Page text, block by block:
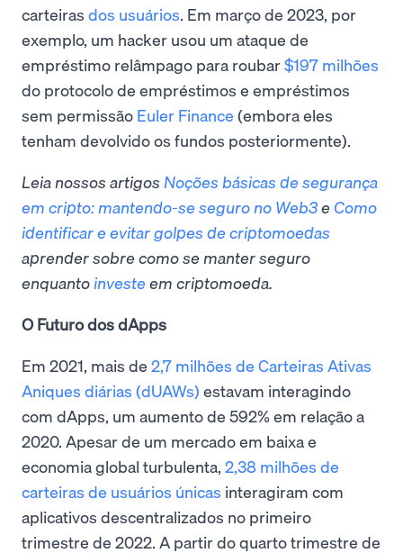
carteiras dos usuários. Em março de 2023, por
exemplo, um hacker usou um ataque de
empréstimo relâmpago para roubar$197 milhões
do protocolo de empréstimos e empréstimos
sem permissão Euler Finance (embora eles
tenham devolvido os fundos posteriormente).
Leia nossos artigos Noções básicas de segurança
em cripto: mantendo-se seguro no Web3e Como
identificar e evitar golpes de criptomoedas
aprender sobre como se manter seguro
enquanto investe em criptomoeda.
O Futuro dos dApps
Em 2021, mais de 2,7 milhões de Carteiras Ativas
Aniques diárias (dUAWs) estavam interagindo
com dApps, um aumento de 592% em relação a
2020. Apesar de um mercado em baixa e
economia global turbulenta, 2,38 milhões de
carteiras de usuários únicas interagiram com
aplicativos descentralizados no primeiro
trimestre de 2022. A partir do quarto trimestre de